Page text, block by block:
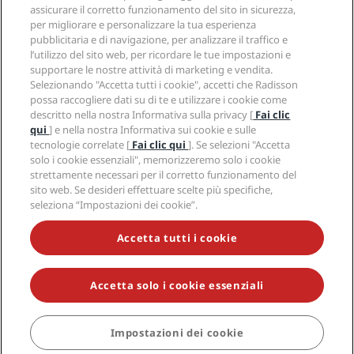
PRENOTA
Hotel Approvati per sport
Hotel per famiglie
Salute e sicurezza
Opportunità di lavoro in RHG
Opportunità di lavoro in PPHE
Opportunità di lavoro in EHL
The Club by RHG
Opportunità di sviluppo
Responsible Business
Approvvigionamento
Centro sulla privacy
Note legali
Termini e condizioni di Radisson Rewards
Termini e condizioni di utilizzo del sito
Accessibilità digitale
Dichiarazione sulla schiavitù moderna
Aiuto
Avvisi per i consumatori
Contatti
Domande frequenti
Mappa del sito
Social media
Marchi Radisson Hotels
NON LASCIARTI SFUGGIRE LE NOSTRE OFFERTE MIGLIORI
© 2026 Radisson Hotel Group. Tutti i diritti riservati. RHG Radisson
Hotel Group, Radisson, Radisson RED, Radisson Blu, Radisson Collection,
Radisson Individuals, Park Plaza, Park Inn, Country Inn & Suites, Prize by
Radisson, Radisson Rewards e Radisson Meetings sono marchi
commerciali di Radisson Hotel Group.
assicurare il corretto funzionamento del sito in sicurezza,
per migliorare e personalizzare la tua esperienza
pubblicitaria e di navigazione, per analizzare il traffico e
l’utilizzo del sito web, per ricordare le tue impostazioni e
supportare le nostre attività di marketing e vendita.
Selezionando "Accetta tutti i cookie", accetti che Radisson
possa raccogliere dati su di te e utilizzare i cookie come
descritto nella nostra Informativa sulla privacy [ Fai clic
qui] e nella nostra Informativa sui cookie e sulle
tecnologie correlate [ Fai clic qui]. Se selezioni "Accetta
solo i cookie essenziali", memorizzeremo solo i cookie
strettamente necessari per il corretto funzionamento del
sito web. Se desideri effettuare scelte più specifiche,
seleziona “Impostazioni dei cookie”.
Accetta tutti i cookie
Accetta solo i cookie essenziali
Impostazioni dei cookie